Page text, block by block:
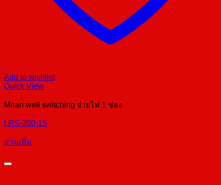
Add to wishlist
Quick View
Mean well switching จ่ายไฟ 1 ช่อง
LRS-200-15
อ่านเพิ่ม